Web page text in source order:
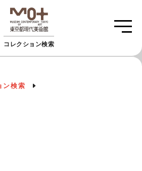
コレクション検索
ン検索